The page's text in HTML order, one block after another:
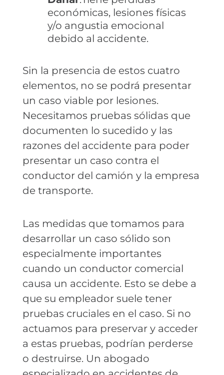
económicas, lesiones físicas
y/o angustia emocional
debido al accidente.
Sin la presencia de estos cuatro
elementos, no se podrá presentar
un caso viable por lesiones.
Necesitamos pruebas sólidas que
documenten lo sucedido y las
razones del accidente para poder
presentar un caso contra el
conductor del camión y la empresa
de transporte.
Las medidas que tomamos para
desarrollar un caso sólido son
especialmente importantes
cuando un conductor comercial
causa un accidente. Esto se debe a
que su empleador suele tener
pruebas cruciales en el caso. Si no
actuamos para preservar y acceder
a estas pruebas, podrían perderse
o destruirse. Un abogado